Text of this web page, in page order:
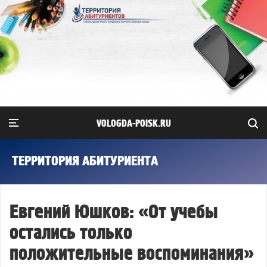
VOLOGDA-POISK.RU
ТЕРРИТОРИЯ АБИТУРИЕНТА
Евгений Юшков: «От учебы
остались только
положительные воспоминания»